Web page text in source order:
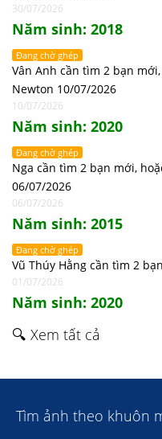
30/07/2026
Năm sinh: 2018
Đang chờ ghép
Vân Anh cần tìm 2 bạn mới,
Newton 10/07/2026
10/07/2026
Năm sinh: 2020
Đang chờ ghép
Nga cần tìm 2 bạn mới,
06/07/2026
06/07/2026
Năm sinh: 2015
Đang chờ ghép
Vũ Thúy Hằng cần tìm 2
01/07/2026
Năm sinh: 2020
🔍 Xem tất cả
Tìm ảnh theo khuôn